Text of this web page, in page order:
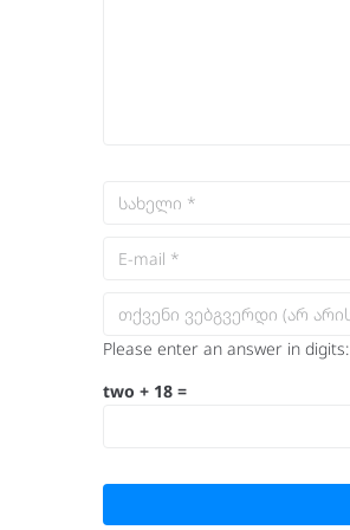
Please enter an answer in digits:
two + 18 =